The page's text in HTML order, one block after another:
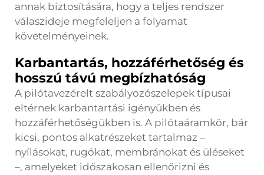
annak biztosítására, hogy a teljes rendszer
válaszideje megfeleljen a folyamat
követelményeinek.
Karbantartás, hozzáférhetőség és
hosszú távú megbízhatóság
A pilótavezérelt szabályozószelepek típusai
eltérnek karbantartási igényükben és
hozzáférhetőségükben is. A pilótaáramkör, bár
kicsi, pontos alkatrészeket tartalmaz –
nyílásokat, rugókat, membránokat és üléseket
–, amelyeket időszakosan ellenőrizni és